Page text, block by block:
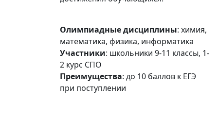
Олимпиадные дисциплины: химия,
математика, физика, информатика
Участники: школьники 9-11 классы, 1-
2 курс СПО
Преимущества: до 10 баллов к ЕГЭ
при поступлении